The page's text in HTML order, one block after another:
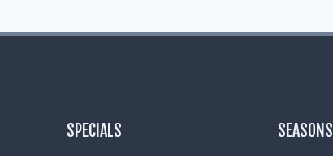
SPECIALS SEASONS